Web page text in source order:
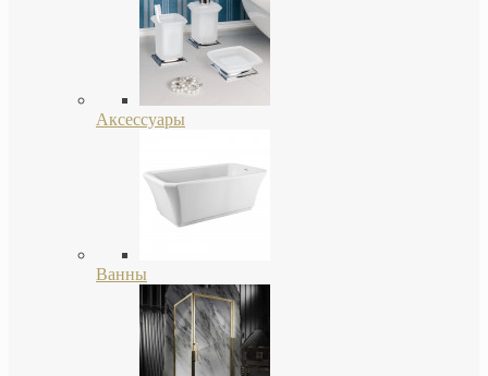
Аксессуары
Ванны